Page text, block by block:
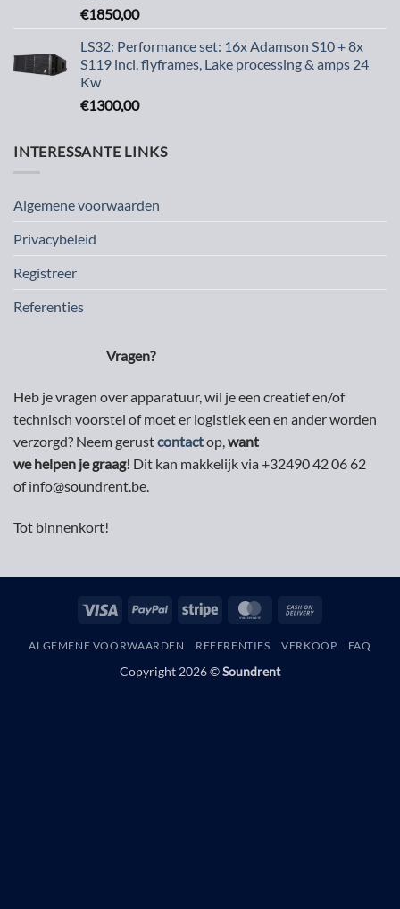
€1850,00
LS32: Performance set: 16x Adamson S10 + 8x
S119 incl. flyframes, Lake processing & amps 24
Kw
€1300,00
INTERESSANTE LINKS
Algemene voorwaarden
Privacybeleid
Registreer
Referenties
Vragen?
Heb je vragen over apparatuur, wil je een creatief en/of
technisch voorstel of moet er logistiek een en ander worden
verzorgd? Neem gerustcontactop,want
we helpen je graag! Dit kan makkelijk via +32490 42 06 62
of info@soundrent.be.
Tot binnenkort!
Visa PayPal Stripe MasterCard
Delivery
ALGEMENE VOORWAARDEN REFERENTIES VERKOOP FAQ
Copyright 2026 ©Soundrent